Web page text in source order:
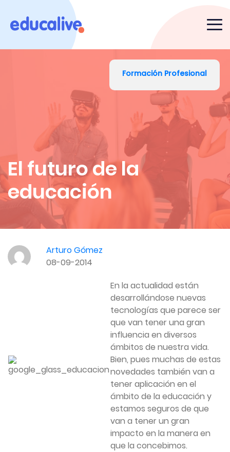
Formación Profesional
El futuro de la
educación
Arturo Gómez
08-09-2014
En la actualidad están
desarrollándose nuevas
tecnologías que parece ser
que van tener una gran
influencia en diversos
ámbitos de nuestra vida.
Bien, pues muchas de estas
novedades también van a
tener aplicación en el
ámbito de la educación y
estamos seguros de que
van a tener un gran
impacto en la manera en
que la concebimos.